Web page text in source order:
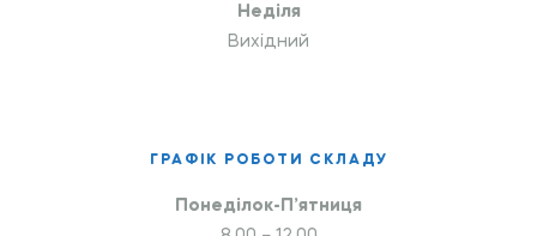
Неділя
Вихідний
ГРАФІК РОБОТИ СКЛАДУ
Понеділок-П’ятниця